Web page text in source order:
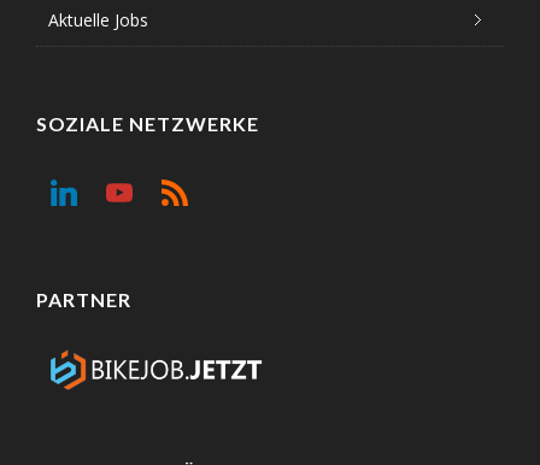
Aktuelle Jobs
SOZIALE NETZWERKE
PARTNER